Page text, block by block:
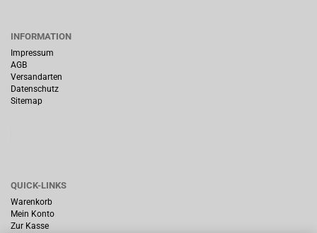
INFORMATION
Impressum
AGB
Versandarten
Datenschutz
Sitemap
QUICK-LINKS
Warenkorb
Mein Konto
Zur Kasse